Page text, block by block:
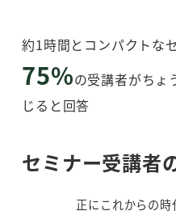
約1時間とコンパクトな
75%の受講者がちょ
じると回答
セミナー受講者
正にこれからの